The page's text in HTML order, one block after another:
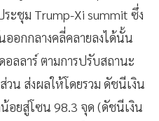
ะชุม Trump-Xi summit ซึ่ง
อกกลางคลี่คลายลงได้นั้น
อลลาร์ ตามการปรับสถานะ
วน ส่งผลให้โดยรวม ดัชนีเงิน
อยสู่โซน 98.3 จุด (ดัชนีเงิน